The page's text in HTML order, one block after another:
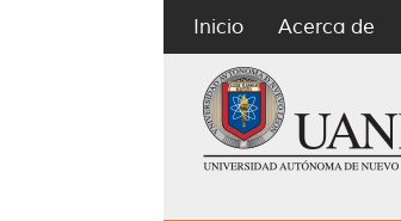
Inicio Acerca de